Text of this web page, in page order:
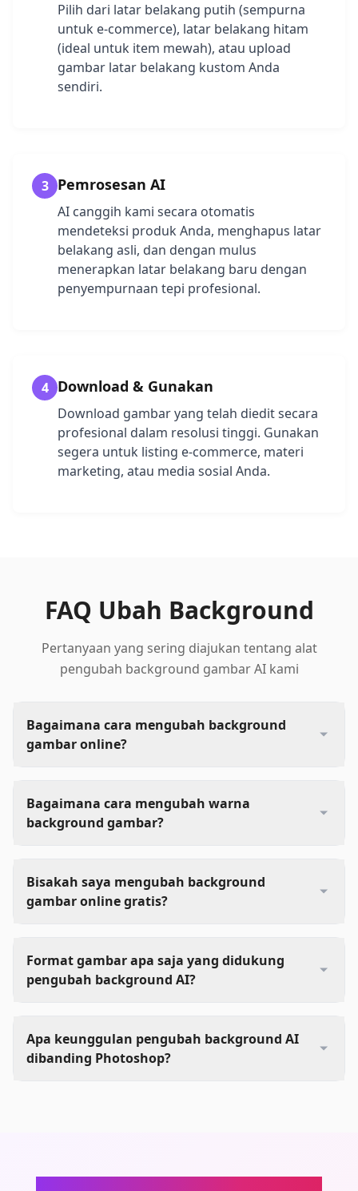
Pilih dari latar belakang putih (sempurna
untuk e-commerce), latar belakang hitam
(ideal untuk item mewah), atau upload
gambar latar belakang kustom Anda
sendiri.
3 Pemrosesan AI
AI canggih kami secara otomatis
mendeteksi produk Anda, menghapus latar
belakang asli, dan dengan mulus
menerapkan latar belakang baru dengan
penyempurnaan tepi profesional.
4 Download & Gunakan
Download gambar yang telah diedit secara
profesional dalam resolusi tinggi. Gunakan
segera untuk listing e-commerce, materi
marketing, atau media sosial Anda.
FAQ Ubah Background
Pertanyaan yang sering diajukan tentang alat
pengubah background gambar AI kami
Bagaimana cara mengubah background
gambar online?
Bagaimana cara mengubah warna
background gambar?
Bisakah saya mengubah background
gambar online gratis?
Format gambar apa saja yang didukung
pengubah background AI?
Apa keunggulan pengubah background AI
dibanding Photoshop?